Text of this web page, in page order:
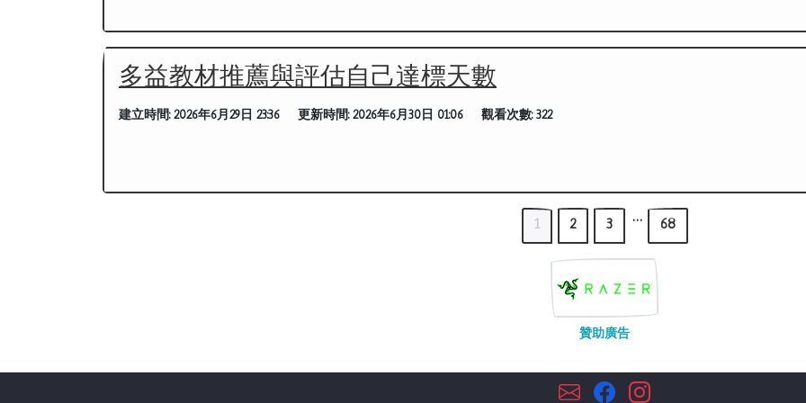
多益教材推薦與評估自己達標天數
建立時間: 2026年6月29日 23:36 更新時間: 2026年6月30日 01:06 觀看次數: 322
1 2 3 … 68
贊助廣告